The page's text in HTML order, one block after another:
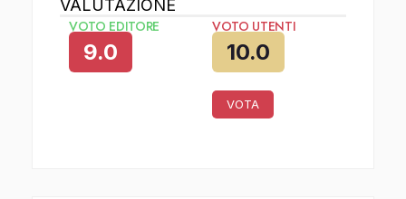
VALUTAZIONE
VOTO EDITORE
9.0
VOTO UTENTI
10.0
VOTA